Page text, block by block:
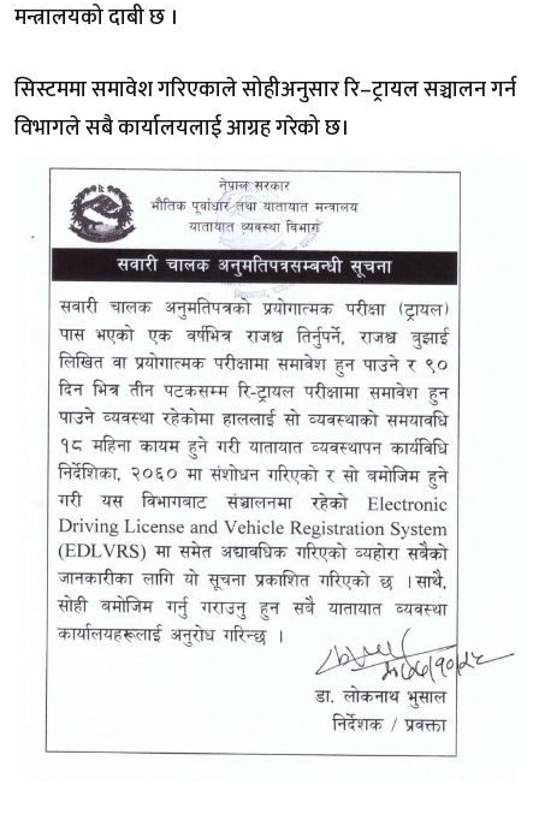
मन्त्रालयको दाबी छ ।
सिस्टममा समावेश गरिएकाले सोहीअनुसार रि–ट्रायल सञ्चालन गर्न
विभागले सबै कार्यालयलाई आग्रह गरेको छ।